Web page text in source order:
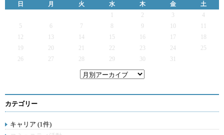
日 月 火 水 木 金
土
2 3
4
5
6 7 9
12
13 14 15 16 17
19
20 21 22 23 24
25
26
27 28 29 30 31
カテゴリー
キャリア (1件)